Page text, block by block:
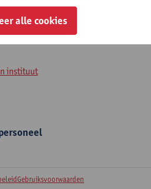
instituut
Gebruiksvoorwaarden
alle cookies